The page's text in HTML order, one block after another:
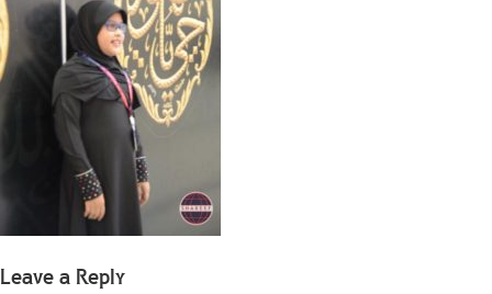
Leave a Reply